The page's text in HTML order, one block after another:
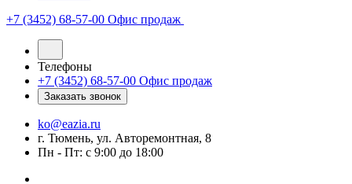
+7 (3452) 68-57-00 Офис продаж
Телефоны
+7 (3452) 68-57-00 Офис продаж
Заказать звонок
ko@eazia.ru
г. Тюмень, ул. Авторемонтная, 8
Пн - Пт: с 9:00 до 18:00